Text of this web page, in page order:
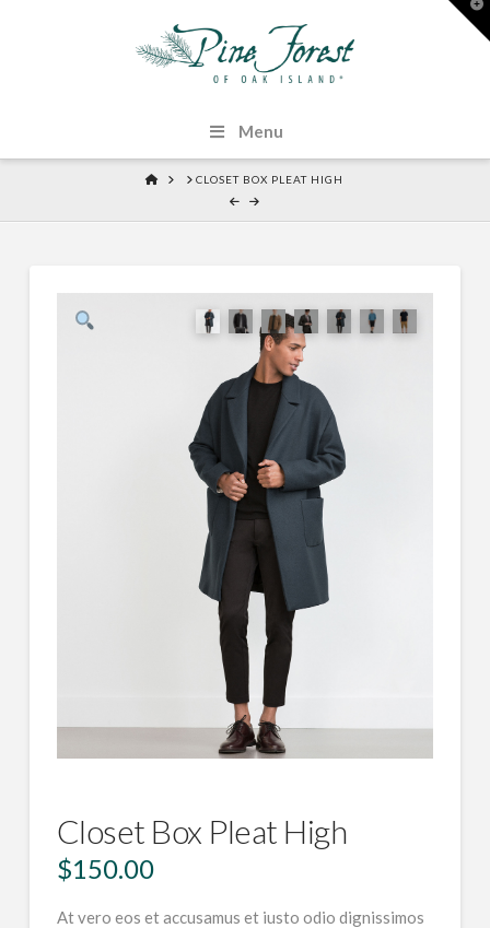
Menu
HOMECLOSET BOX PLEAT HIGH
Closet Box Pleat High
$150.00
At vero eos et accusamus et iusto odio dignissimos